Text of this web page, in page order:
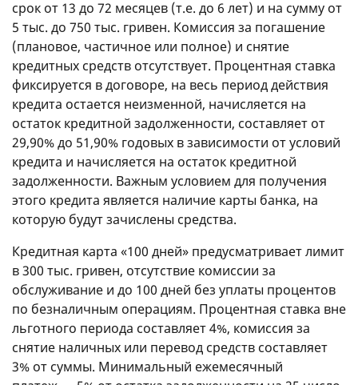
срок от 13 до 72 месяцев (т.е. до 6 лет) и на сумму от
5 тыс. до 750 тыс. гривен. Комиссия за погашение
(плановое, частичное или полное) и снятие
кредитных средств отсутствует. Процентная ставка
фиксируется в договоре, на весь период действия
кредита остается неизменной, начисляется на
остаток кредитной задолженности, составляет от
29,90% до 51,90% годовых в зависимости от условий
кредита и начисляется на остаток кредитной
задолженности. Важным условием для получения
этого кредита является наличие карты банка, на
которую будут зачислены средства.
Кредитная карта «100 дней» предусматривает лимит
в 300 тыс. гривен, отсутствие комиссии за
обслуживание и до 100 дней без уплаты процентов
по безналичным операциям. Процентная ставка вне
льготного периода составляет 4%, комиссия за
снятие наличных или перевод средств составляет
3% от суммы. Минимальный ежемесячный